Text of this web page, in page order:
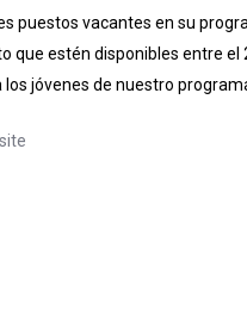
puestos vacantes en su
que estén disponibles entre el
jóvenes de nuestro